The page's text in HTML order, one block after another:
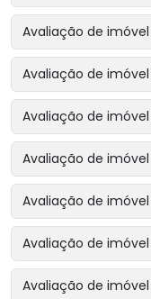
Avaliação de
Avaliação de
Avaliação de
Avaliação de
Avaliação de
Avaliação de
Avaliação de